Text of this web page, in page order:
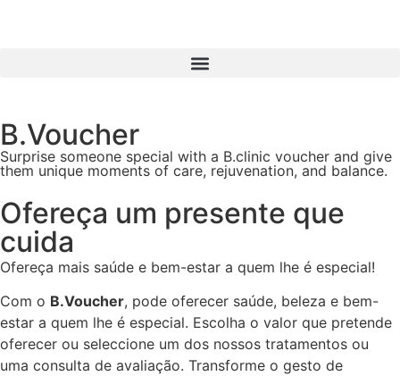
B.Voucher
Surprise someone special with a B.clinic voucher and give
them unique moments of care, rejuvenation, and balance.
Ofereça um presente que
cuida
Ofereça mais saúde e bem-estar a quem lhe é especial!
Com o B.Voucher, pode oferecer saúde, beleza e bem-
estar a quem lhe é especial. Escolha o valor que pretende
oferecer ou seleccione um dos nossos tratamentos ou
uma consulta de avaliação. Transforme o gesto de